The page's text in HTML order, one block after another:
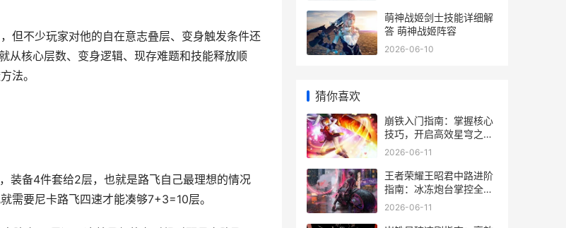
但不少玩家对他的自在意志叠层、变身触发条件还
从核心层数、变身逻辑、现存难题和技能释放顺
法。
装备4件套给2层，也就是路飞自己最理想的情况
需要尼卡路飞四速才能凑够7+3=10层。
萌神战姬剑士技能详细解
答 萌神战姬阵容
2026-06-10
猜你喜欢
崩铁入门指南：掌握核心
技巧，开启高效星穹之
旅！
2026-06-11
王者荣耀王昭君中路进阶
指南：冰冻炮台掌控全
场！
2026-06-11